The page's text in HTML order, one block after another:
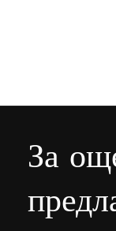
За